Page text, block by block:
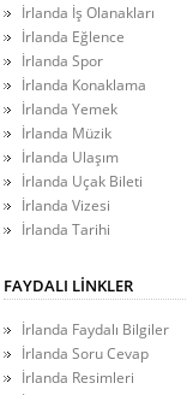
İrlanda İş Olanakları
İrlanda Eğlence
İrlanda Spor
İrlanda Konaklama
İrlanda Yemek
İrlanda Müzik
İrlanda Ulaşım
İrlanda Uçak Bileti
İrlanda Vizesi
İrlanda Tarihi
FAYDALI LINKLER
İrlanda Faydalı Bilgiler
İrlanda Soru Cevap
İrlanda Resimleri